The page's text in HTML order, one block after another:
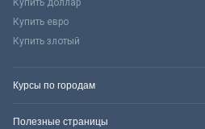
Купить доллар
Купить евро
Купить злотый
Курсы по городам
Полезные страницы